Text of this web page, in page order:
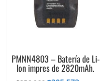
PMNN4803 – Batería de Li-
Ion impres de 2820mAh.